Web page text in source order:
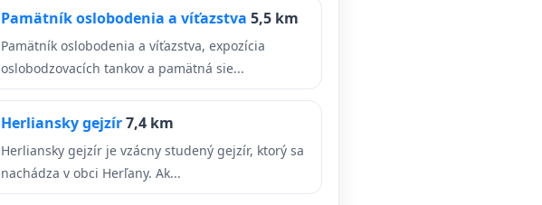
Pamätník oslobodenia a víťazstva 5,5 km
Pamätník oslobodenia a víťazstva, expozícia
oslobodzovacích tankov a pamätná sie...
Herliansky gejzír7,4 km
Herliansky gejzír je vzácny studený gejzír, ktorý sa
nachádza v obci Herľany. Ak...